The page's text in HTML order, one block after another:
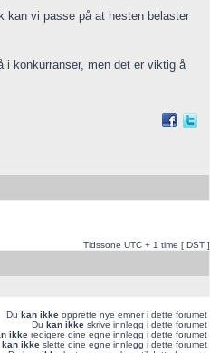
kan vi passe på at hesten belaster
i konkurranser, men det er viktig å
Tidssone UTC + 1 time [ DST ]
Du kan ikke opprette nye emner i dette forumet
Du kan ikke skrive innlegg i dette forumet
ikke redigere dine egne innlegg i dette forumet
kan ikke slette dine egne innlegg i dette forumet